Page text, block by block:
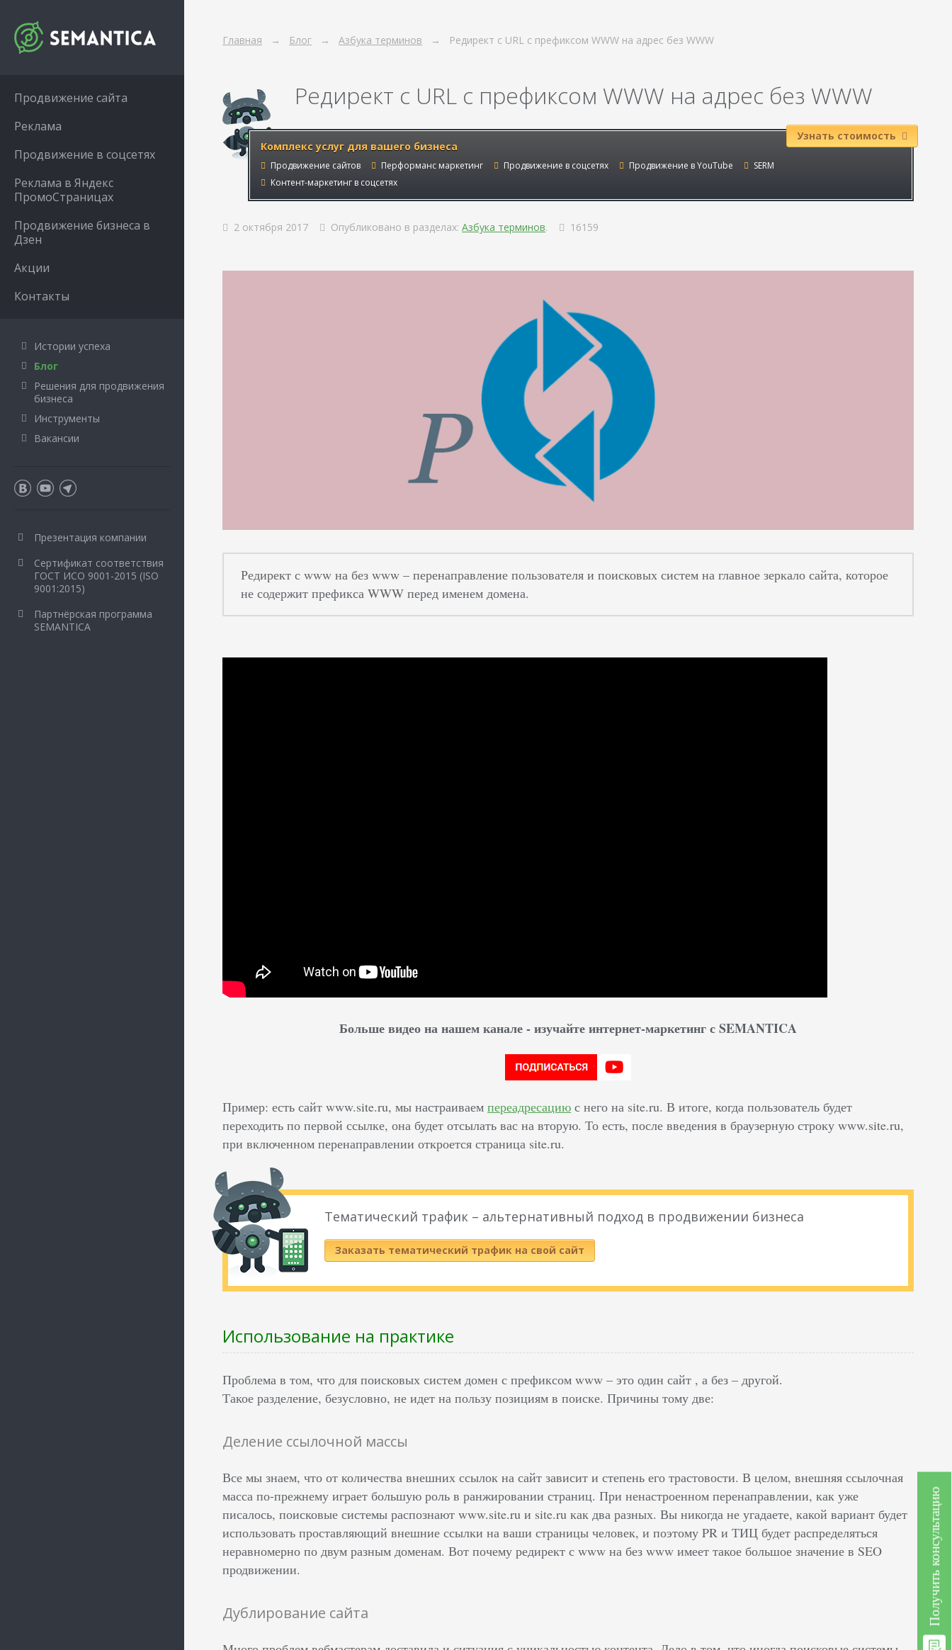
Главная Блог Азбука терминов Редирект с URL с префиксом WWW на адрес без WWW
Редирект с URL с префиксом WWW на адрес без WWW
Комплекс услуг для вашего бизнеса
Продвижение сайтов Перформанс маркетинг Продвижение в соцсетях Продвижение в YouTube
SERM
Контент-маркетинг в соцсетях
Узнать стоимость
2 октября 2017 Опубликовано в разделах: Азбука терминов. 16159
Редирект с www на без www – перенаправление пользователя и поисковых систем на главное зеркало сайта, которое
не содержит префикса WWW перед именем домена.
Больше видео на нашем канале - изучайте интернет-маркетинг с SEMANTICA
Пример: есть сайт www.site.ru, мы настраиваемпереадресацию с него на site.ru. В итоге, когда пользователь будет
переходить по первой ссылке, она будет отсылать вас на вторую. То есть, после введения в браузерную строку www.site.ru,
при включенном перенаправлении откроется страница site.ru.
Тематический трафик – альтернативный подход в продвижении бизнеса
Заказать тематический трафик на свой сайт
Использование на практике
Проблема в том, что для поисковых систем домен с префиксом www – это один сайт , а без – другой.
Такое разделение, безусловно, не идет на пользу позициям в поиске. Причины тому две:
Деление ссылочной массы
Все мы знаем, что от количества внешних ссылок на сайт зависит и степень его трастовости. В целом, внешняя ссылочная
масса по-прежнему играет большую роль в ранжировании страниц. При ненастроенном перенаправлении, как уже
писалось, поисковые системы распознают www.site.ru и site.ru как два разных. Вы никогда не угадаете, какой вариант будет
использовать проставляющий внешние ссылки на ваши страницы человек, и поэтому PR и ТИЦ будет распределяться
неравномерно по двум разным доменам. Вот почему редирект с www на без www имеет такое большое значение в SEO
продвижении.
Дублирование сайта
Продвижение сайта
Реклама
Продвижение в соцсетях
Реклама в Яндекс
ПромоСтраницах
Продвижение бизнеса в
Дзен
Акции
Контакты
Истории успеха
Блог
Решения для продвижения
бизнеса
Инструменты
Вакансии
Презентация компании
Сертификат соответствия
ГОСТ ИСО 9001-2015 (ISO
9001:2015)
Партнёрская программа
SEMANTICA
Получить консультацию